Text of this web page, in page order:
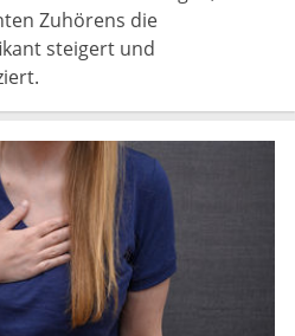
Zuhörens die
steigert und